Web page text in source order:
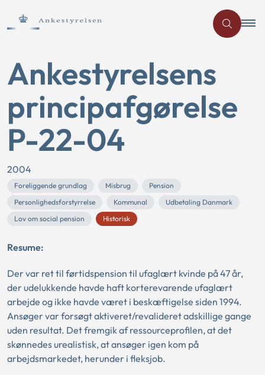
Ankestyrelsens
principafgørelse
P-22-04
2004
Foreliggende grundlag Misbrug
Pension
Personlighedsforstyrrelse
Kommunal
Udbetaling Danmark
Lov om social pension
Historisk
Resume:
Der var ret til førtidspension til ufaglært kvinde på 47 år,
der udelukkende havde haft korterevarende ufaglært
arbejde og ikke havde været i beskæftigelse siden 1994.
Ansøger var forsøgt aktiveret/revalideret adskillige gange
uden resultat. Det fremgik af ressourceprofilen, at det
skønnedes urealistisk, at ansøger igen kom på
arbejdsmarkedet, herunder i fleksjob.